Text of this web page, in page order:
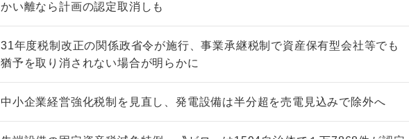
かい離なら計画の認定取消しも
31年度税制改正の関係政省令が施行、事業承継税制で資産保有型会社等でも
猶予を取り消されない場合が明らかに
中小企業経営強化税制を見直し、発電設備は半分超を売電見込みで除外へ